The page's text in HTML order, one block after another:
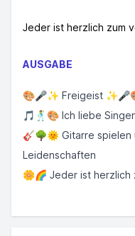
Jeder ist herzlich zum
AUSGABE
🎨🎤✨ Freigeist
🎵🕺🎨 Ich liebe
🎸🌳🌞 Gitarre spielen
Leidenschaften
🌼🌈 Jeder ist herzlich